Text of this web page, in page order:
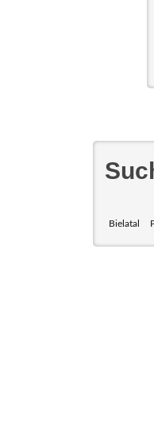
Bielatal